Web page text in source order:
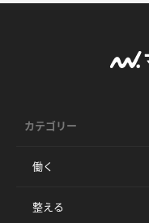
カテゴリー
働く
整える